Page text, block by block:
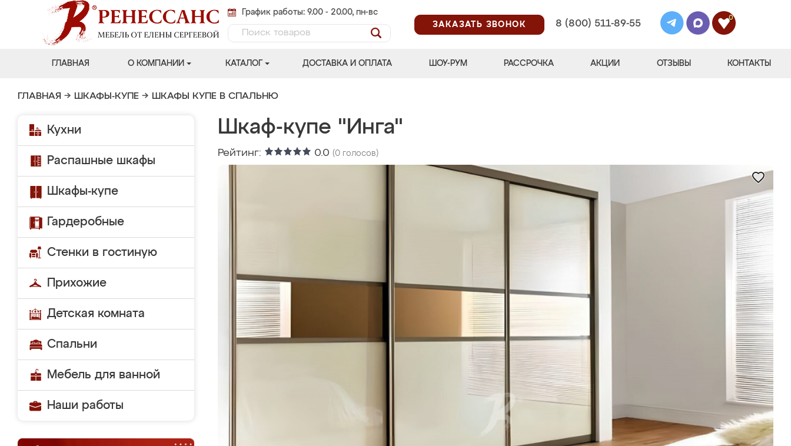
График работы: 9.00 - 20.00, пн-вс
ЗАКАЗАТЬ ЗВОНОК
8 (800) 511-89-55
0
ГЛАВНАЯ О КОМПАНИИ КАТАЛОГ ДОСТАВКА И ОПЛАТА ШОУ-РУМ РАССРОЧКА АКЦИИ ОТЗЫВЫ КОНТАКТЫ
ГЛАВНАЯ → ШКАФЫ-КУПЕ → ШКАФЫ КУПЕ В СПАЛЬНЮ
Кухни
Распашные шкафы
Шкафы-купе
Гардеробные
Стенки в гостиную
Прихожие
Детская комната
Спальни
Мебель для ванной
Наши работы
Шкаф-купе "Инга"
Рейтинг: 0.0 (0 голосов)